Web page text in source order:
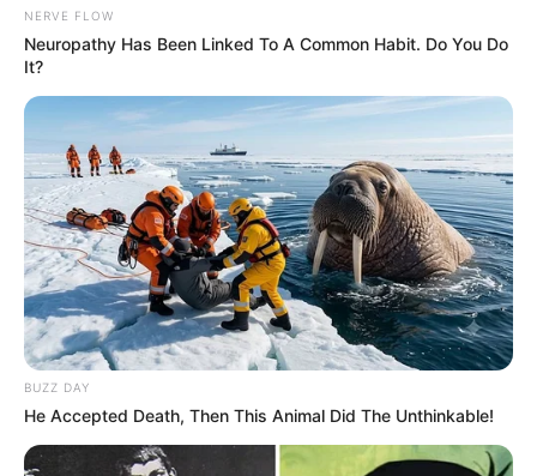
NERVE FLOW
Neuropathy Has Been Linked To A Common Habit. Do You Do
It?
BUZZ DAY
He Accepted Death, Then This Animal Did The Unthinkable!